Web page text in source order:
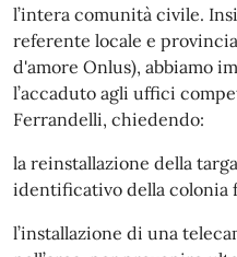
l’intera comunità civile.
referente locale e
d'amore Onlus), abbiamo
l’accaduto agli uffici
Ferrandelli, chiedendo:
la reinstallazione della
identificativo della colonia
l’installazione di una